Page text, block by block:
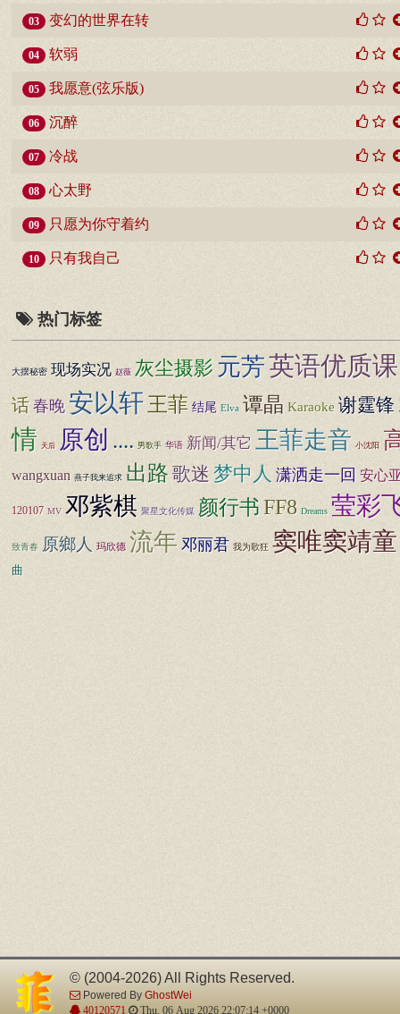
03 变幻的世界在转
04 软弱
05 我愿意(弦乐版)
06 沉醉
07 冷战
08 心太野
09 只愿为你守着约
10 只有我自己
热门标签
大摆秘密 现场实况 赵薇 灰尘摄影 元芳英语优质课
话 春晚 安以轩王菲 结尾 Elva 谭晶 Karaoke 谢霆锋
情 天后 原创 .... 男歌手 华语 新闻/其它 王菲走音 小沈阳
wangxuan 燕子我来追求 出路歌迷 梦中人 潇洒走一回 安心
120107 MV 邓紫棋 聚星文化传媒 颜行书 FF8 Dreams 莹彩
致青春 原鄉人 玛欣德 流年 邓丽君 我为歌狂 窦唯窦靖童
曲
© (2004-2026) All Rights Reserved.
Powered By GhostWei
40120571 Thu, 06 Aug 2026 22:07:14 +0000